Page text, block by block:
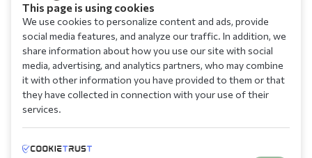
This page is using cookies
We use cookies to personalize content and ads, provide
social media features, and analyze our traffic. In addition, we
share information about how you use our site with social
media, advertising, and analytics partners, who may combine
it with other information you have provided to them or that
they have collected in connection with your use of their
services.